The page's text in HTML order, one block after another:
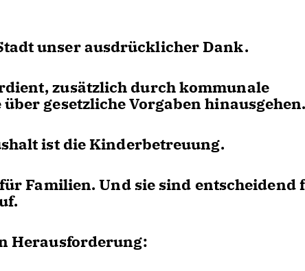
unser ausdrücklicher Dank.
zusätzlich durch kommunale
gesetzliche Vorgaben hinausgehen.
ist die Kinderbetreuung.
Familien. Und sie sind entscheidend
Herausforderung: